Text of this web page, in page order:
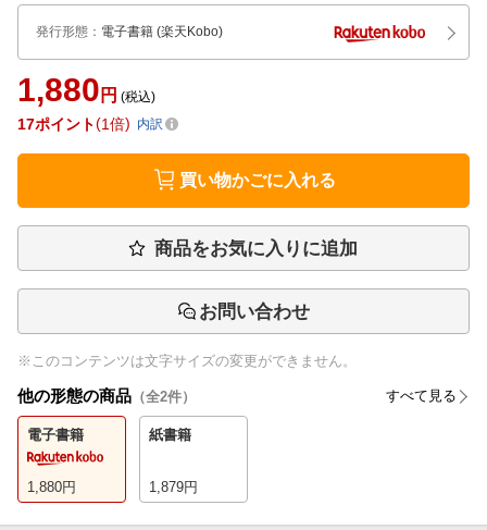
発行形態 ： 電子書籍 (楽天Kobo)
1,880 円 (税込)
17ポイント 1倍 内訳
買い物かごに入れる
商品をお気に入りに追加
お問い合わせ
※このコンテンツは文字サイズの変更ができません。
他の形態の商品 （全2件） すべて見る
電子書籍
1,880円
紙書籍
1,879円